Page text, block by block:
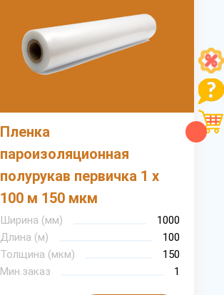
Пленка
пароизоляционная
полурукав первичка 1 х
100 м 150 мкм
Ширина (мм)
1000
Длина (м)
100
Толщина (мкм)
150
Мин.заказ
1